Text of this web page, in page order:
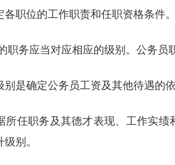
各职位的工作职责和任职资格条件
职务应当对应相应的级别。公务员
别是确定公务员工资及其他待遇的
所任职务及其德才表现、工作实
别。